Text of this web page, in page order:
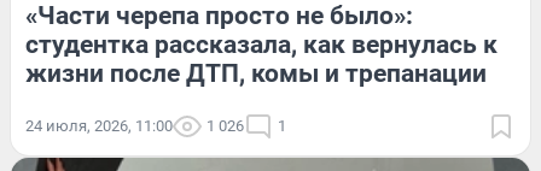
«Части черепа просто не было»:
студентка рассказала, как вернулась к
жизни после ДТП, комы и трепанации
24 июля, 2026, 11:00 1 026 1